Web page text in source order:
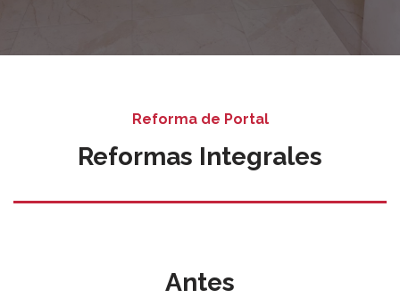
Reforma de Portal
Reformas Integrales
Antes